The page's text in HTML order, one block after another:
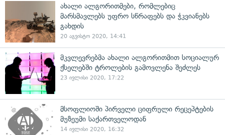
ახალი ალგორითმები, რომლებიც
მარსმავლებს უფრო სწრაფებს და ჭკვიანებს
გახდის
20 აგვისტო 2020, 14:41
მკვლევრებმა ახალი ალგორითმით სოციალურ
ქსელებში ტროლების გამოვლენა შეძლეს
23 ივლისი 2020, 17:22
მსოფლიოში პირველი ციფრული რეცეპტების
მუზეუმი საქართველოდან
14 ივლისი 2020, 16:32